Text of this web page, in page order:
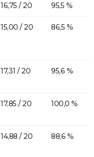
16,75 / 20 95,5 %
15,00 / 20 86,5 %
17,31 / 20 95,6 %
17,85 / 20 100,0 %
14,88 / 20 88,6 %